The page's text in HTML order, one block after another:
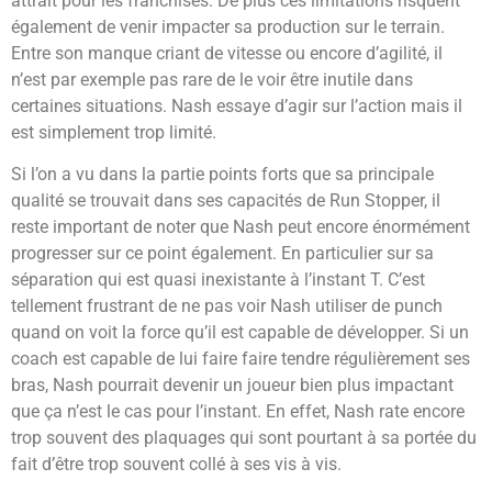
également de venir impacter sa production sur le terrain.
Entre son manque criant de vitesse ou encore d’agilité, il
n’est par exemple pas rare de le voir être inutile dans
certaines situations. Nash essaye d’agir sur l’action mais il
est simplement trop limité.
Si l’on a vu dans la partie points forts que sa principale
qualité se trouvait dans ses capacités de Run Stopper, il
reste important de noter que Nash peut encore énormément
progresser sur ce point également. En particulier sur sa
séparation qui est quasi inexistante à l’instant T. C’est
tellement frustrant de ne pas voir Nash utiliser de punch
quand on voit la force qu’il est capable de développer. Si un
coach est capable de lui faire faire tendre régulièrement ses
bras, Nash pourrait devenir un joueur bien plus impactant
que ça n’est le cas pour l’instant. En effet, Nash rate encore
trop souvent des plaquages qui sont pourtant à sa portée du
fait d’être trop souvent collé à ses vis à vis.